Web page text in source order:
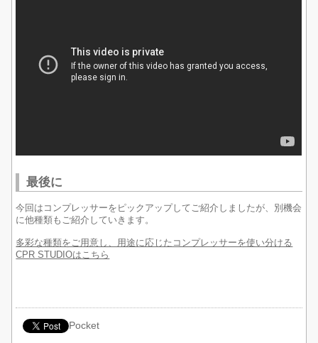
最後に
今回はコンプレッサーをピックアップしてご紹介しましたが、別機会
に他種類もご紹介していきます。
多彩な種類をご用意し、用途に応じたコンプレッサーを使い分ける
CPR STUDIOはこちら
Pocket